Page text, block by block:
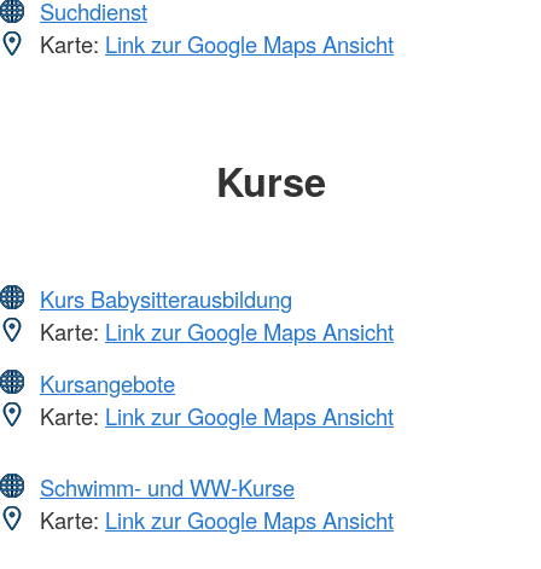
Suchdienst
Karte: Link zur Google Maps Ansicht
Kurse
Kurs Babysitterausbildung
Karte: Link zur Google Maps Ansicht
Kursangebote
Karte: Link zur Google Maps Ansicht
Schwimm- und WW-Kurse
Karte: Link zur Google Maps Ansicht